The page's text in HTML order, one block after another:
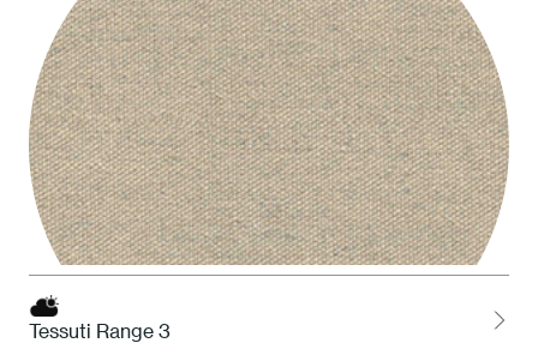
Tessuti Range 3